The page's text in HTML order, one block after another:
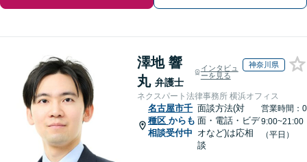
澤地 響
丸 弁護士
インタビュ
ーを見る
神奈川県
ネクスパート法律事務所 横浜オフィス
名古屋市千
種区 からも
相談受付中
面談方法(対
面・電話・ビデ
オなど)は応相
談
営業時間：0
9:00~21:00
（平日）